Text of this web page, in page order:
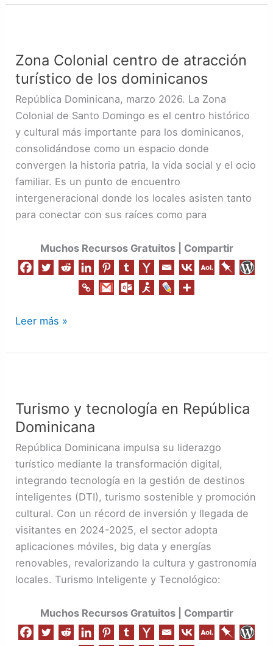
Zona Colonial centro de atracción
turístico de los dominicanos
República Dominicana, marzo 2026. La Zona
Colonial de Santo Domingo es el centro histórico
y cultural más importante para los dominicanos,
consolidándose como un espacio donde
convergen la historia patria, la vida social y el ocio
familiar. Es un punto de encuentro
intergeneracional donde los locales asisten tanto
para conectar con sus raíces como para
Muchos Recursos Gratuitos | Compartir
centro
de
atracción
turístico
dominicanos
Leer más »
Turismo y tecnología en República
Dominicana
República Dominicana impulsa su liderazgo
turístico mediante la transformación digital,
integrando tecnología en la gestión de destinos
inteligentes (DTI), turismo sostenible y promoción
cultural. Con un récord de inversión y llegada de
visitantes en 2024-2025, el sector adopta
aplicaciones móviles, big data y energías
renovables, revalorizando la cultura y gastronomía
locales. Turismo Inteligente y Tecnológico:
Muchos Recursos Gratuitos | Compartir
tecnología
en
República
Dominicana